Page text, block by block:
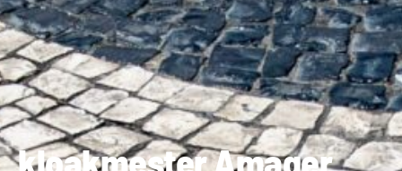
kloakmester Amager